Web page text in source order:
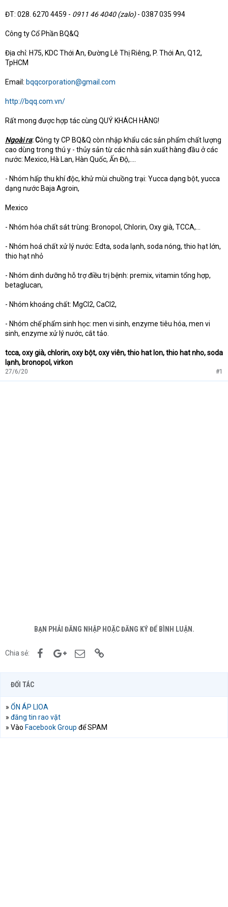
ĐT: 028. 6270 4459 - 0911 46 4040 (zalo)- 0387 035 994
Công ty Cổ Phần BQ&Q
Địa chỉ: H75, KDC Thới An, Đường Lê Thị Riêng, P. Thới An, Q12,
TpHCM
Email: bqqcorporation@gmail.com
http://bqq.com.vn/
Rất mong được hợp tác cùng QUÝ KHÁCH HÀNG!
Ngoài ra: Công ty CP BQ&Q còn nhập khẩu các sản phẩm chất lượng
cao dùng trong thú y - thủy sản từ các nhà sản xuất hàng đầu ở các
nước: Mexico, Hà Lan, Hàn Quốc, Ấn Độ,....
- Nhóm hấp thu khí độc, khử mùi chuồng trại: Yucca dạng bột, yucca
dạng nước Baja Agroin,
Mexico
- Nhóm hóa chất sát trùng: Bronopol, Chlorin, Oxy già, TCCA,...
- Nhóm hoá chất xử lý nước: Edta, soda lạnh, soda nóng, thio hạt lớn,
thio hạt nhỏ
- Nhóm dinh dưỡng hỗ trợ điều trị bệnh: premix, vitamin tổng hợp,
betaglucan,
- Nhóm khoáng chất: MgCl2, CaCl2,
- Nhóm chế phẩm sinh học: men vi sinh, enzyme tiêu hóa, men vi
sinh, enzyme xử lý nước, cắt tảo.
tcca, oxy già, chlorin, oxy bột, oxy viên, thio hat lon, thio hat nho, soda
lạnh, bronopol, virkon
27/6/20 #1
BẠN PHẢI ĐĂNG NHẬP HOẶC ĐĂNG KÝ ĐỂ BÌNH LUẬN.
Chia sẻ: FacebookGoogle+Email
ĐỐI TÁC
» ỔN ÁP LIOA
» đăng tin rao vặt
» Vào Facebook Group để SPAM